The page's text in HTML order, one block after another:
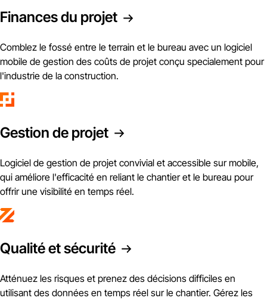
Finances du projet
Comblez le fossé entre le terrain et le bureau avec un logiciel
mobile de gestion des coûts de projet conçu specialement pour
l'industrie de la construction.
Gestion de projet
Logiciel de gestion de projet convivial et accessible sur mobile,
qui améliore l'efficacité en reliant le chantier et le bureau pour
offrir une visibilité en temps réel.
Qualité et sécurité
Atténuez les risques et prenez des décisions difficiles en
utilisant des données en temps réel sur le chantier. Gérez les